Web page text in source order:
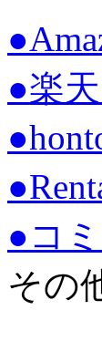
●楽
●コ
その